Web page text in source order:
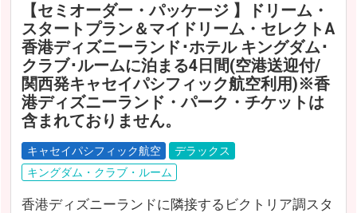
【セミオーダー・パッケージ 】ドリーム・
スタートプラン＆マイドリーム・セレクトA
香港ディズニーランド･ホテル キングダム･
クラブ･ルームに泊まる4日間(空港送迎付/
関西発キャセイパシフィック航空利用)※香
港ディズニーランド・パーク・チケットは
含まれておりません。
キャセイパシフィック航空
デラックス
キングダム・クラブ・ルーム
香港ディズニーランドに隣接するビクトリア調スタ